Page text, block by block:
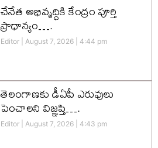
చేనేత అభివృద్ధికి కేంద్రం పూర్తి
ప్రాధాన్యం….
Editor August 7, 2026 4:44 pm
తెలంగాణకు డీఏపీ ఎరువులు
పెంచాలని విజ్ఞప్తి….
Editor August 7, 2026 4:43 pm